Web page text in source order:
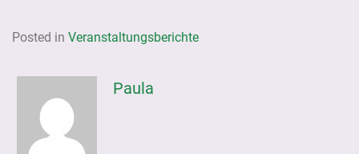
Posted in Veranstaltungsberichte
Paula